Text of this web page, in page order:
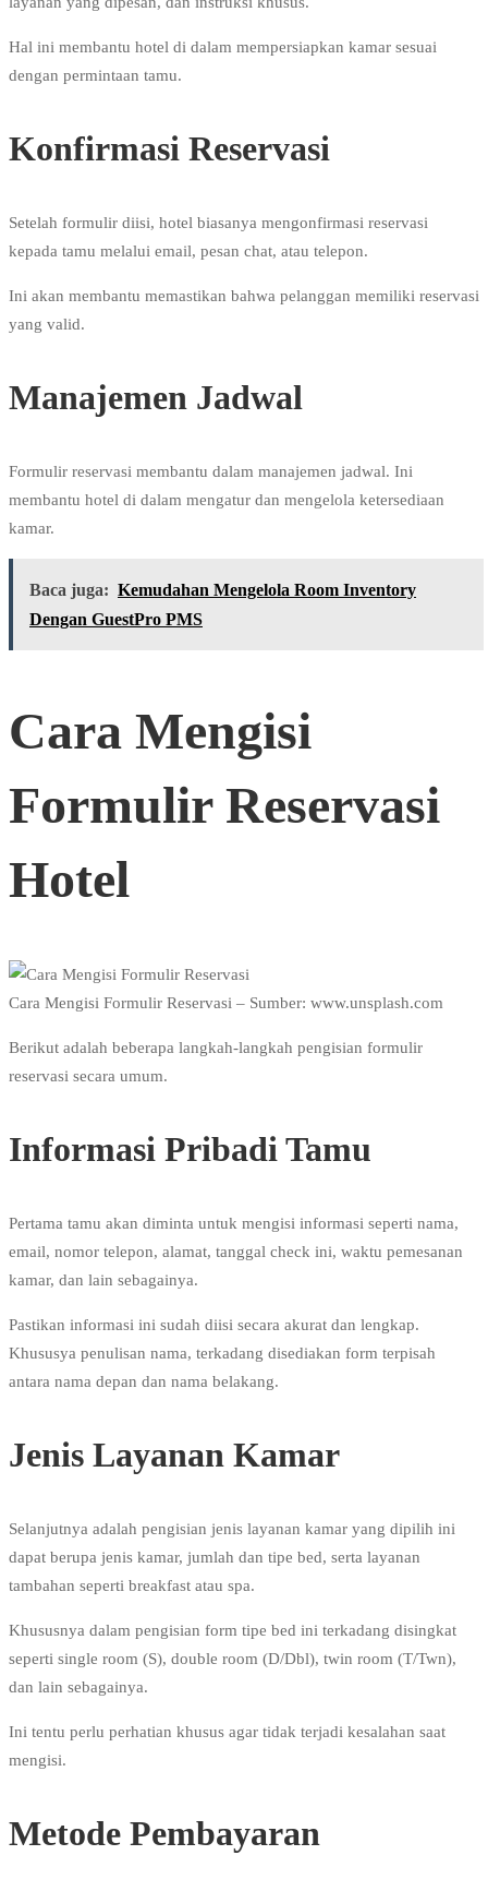
Hal ini membantu hotel di dalam mempersiapkan kamar sesuai
dengan permintaan tamu.
Konfirmasi Reservasi
Setelah formulir diisi, hotel biasanya mengonfirmasi reservasi
kepada tamu melalui email, pesan chat, atau telepon.
Ini akan membantu memastikan bahwa pelanggan memiliki reservasi
yang valid.
Manajemen Jadwal
Formulir reservasi membantu dalam manajemen jadwal. Ini
membantu hotel di dalam mengatur dan mengelola ketersediaan
kamar.
Baca juga: Kemudahan Mengelola Room Inventory
Dengan GuestPro PMS
Cara Mengisi
Formulir Reservasi
Hotel
Cara Mengisi Formulir Reservasi – Sumber: www.unsplash.com
Berikut adalah beberapa langkah-langkah pengisian formulir
reservasi secara umum.
Informasi Pribadi Tamu
Pertama tamu akan diminta untuk mengisi informasi seperti nama,
email, nomor telepon, alamat, tanggal check ini, waktu pemesanan
kamar, dan lain sebagainya.
Pastikan informasi ini sudah diisi secara akurat dan lengkap.
Khususya penulisan nama, terkadang disediakan form terpisah
antara nama depan dan nama belakang.
Jenis Layanan Kamar
Selanjutnya adalah pengisian jenis layanan kamar yang dipilih ini
dapat berupa jenis kamar, jumlah dan tipe bed, serta layanan
tambahan seperti breakfast atau spa.
Khususnya dalam pengisian form tipe bed ini terkadang disingkat
seperti single room (S), double room (D/Dbl), twin room (T/Twn),
dan lain sebagainya.
Ini tentu perlu perhatian khusus agar tidak terjadi kesalahan saat
mengisi.
Metode Pembayaran